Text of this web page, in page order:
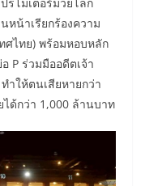
หน้าเรียกร้องความ
ศไทย) พร้อมหอบหลัก
P ร่วมมืออดีตเจ้า
ำให้ตนเสียหายกว่า
ด้กว่า 1,000 ล้านบาท